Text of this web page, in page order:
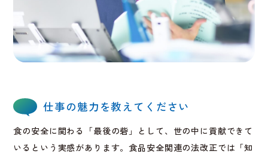
仕事の魅力を教えてください
食の安全に関わる「最後の砦」として、世の中に貢献できて
いるという実感があります。食品安全関連の法改正では「知